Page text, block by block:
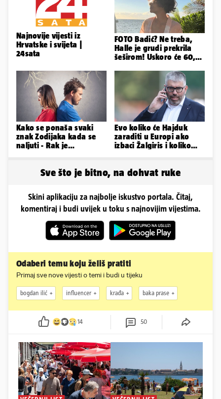
Najnovije vijesti iz
Hrvatske i svijeta |
24sata
FOTO Badić? Ne treba,
Halle je grudi prekrila
šeširom! Uskoro će 60,
Kako se ponaša svaki
znak Zodijaka kada se
naljuti - Rak je
Evo koliko će Hajduk
zaraditi u Europi ako
izbaci Žalgiris i koliko
Sve što je bitno, na dohvat ruke
Skini aplikaciju za najbolje iskustvo portala. Čitaj,
komentiraj i budi uvijek u toku s najnovijim vijestima.
Odaberi temu koju želiš pratiti
Primaj sve nove vijesti o temi i budi u tijeku
bogdan ilić influencer krađa baka prase
14 50